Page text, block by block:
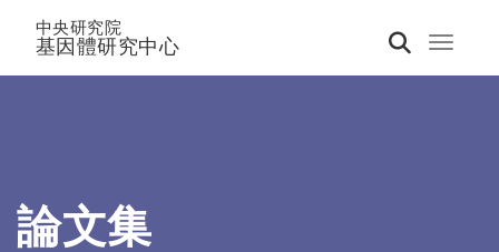
Toggle
中央研究院
基因體研究中心
論文集